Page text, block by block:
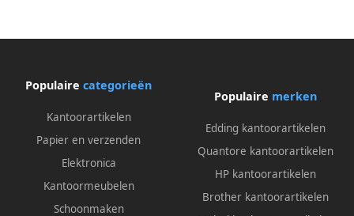
Populaire categorieën
Kantoorartikelen
Papier en verzenden
Elektronica
Kantoormeubelen
Schoonmaken
Populaire merken
Edding kantoorartikelen
Quantore kantoorartikelen
HP kantoorartikelen
Brother kantoorartikelen